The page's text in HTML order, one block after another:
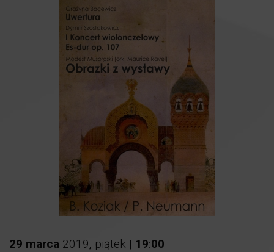
29 marca 2019, piątek | 19:00